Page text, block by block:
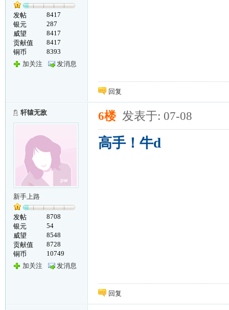
发帖
8417
银元
287
威望
8417
贡献值
8417
铜币
8393
加关注
发消息
回复
轩辕无敌
新手上路
发帖
8708
银元
54
威望
8548
贡献值
8728
铜币
10749
加关注
发消息
6楼 发表于: 07-08
高手！牛d
回复